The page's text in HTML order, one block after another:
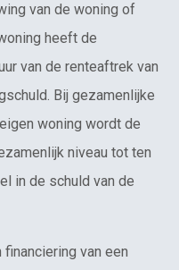
van de woning of
heeft de
van de renteaftrek van
Bij gezamenlijke
woning wordt de
niveau tot ten
in de schuld van de
financiering van een